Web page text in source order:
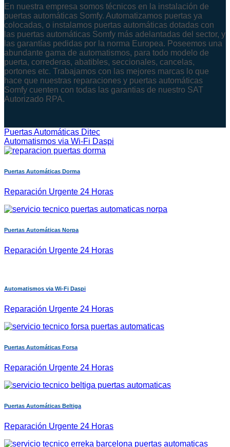
En nuestra empresa somos técnicos en la instalación de
puertas automáticas Somfy. Automatizamos puertas ya
colocadas, o instalamos puertas automáticas dotadas con
las puertas automáticas Somfy más adelantadas del sector, y
las garantías pedidas por la norma Europea. Poseemos una
abundante gama de automatismos, para todo modelo de
puerta, correderas, abatibles, seccionales, cancelas,
portones etc. Trabajamos con las mejores marcas lo que
hace que nuestras reparaciones y puertas automáticas
Somfy cuenten con todas las garantias de nuestro SAT
Autorizado RPA.
Puertas Automáticas Ditec
Automatismos via Wi-Fi Daspi
Puertas Automáticas Dorma
Reparación Urgente 24 Horas
Puertas Automáticas Norpa
Reparación Urgente 24 Horas
Automatismos via Wi-Fi Daspi
Reparación Urgente 24 Horas
Puertas Automáticas Forsa
Reparación Urgente 24 Horas
Puertas Automáticas Beltiga
Reparación Urgente 24 Horas